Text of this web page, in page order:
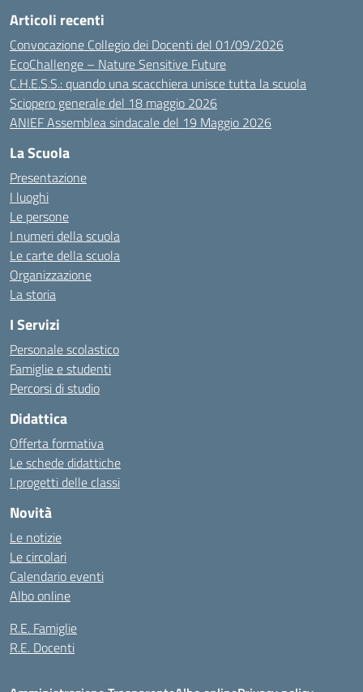
Articoli recenti
Convocazione Collegio dei Docenti del 01/09/2026
EcoChallenge – Nature Sensitive Future
C.H.E.S.S.: quando una scacchiera unisce tutta la scuola
Sciopero generale del 18 maggio 2026
ANIEF Assemblea sindacale del 19 Maggio 2026
La Scuola
Presentazione
I luoghi
Le persone
I numeri della scuola
Le carte della scuola
Organizzazione
La storia
I Servizi
Personale scolastico
Famiglie e studenti
Percorsi di studio
Didattica
Offerta formativa
Le schede didattiche
I progetti delle classi
Novità
Le notizie
Le circolari
Calendario eventi
Albo online
R.E. Famiglie
R.E. Docenti